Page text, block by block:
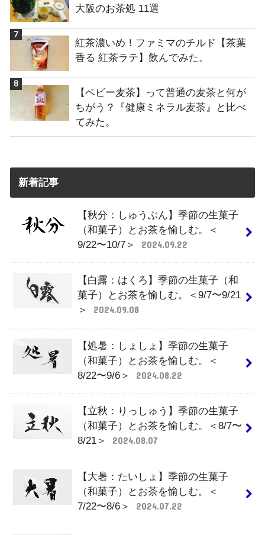
大阪のお茶処 11選
紅茶濃いめ！ファミマのチルド【茶葉
香る 紅茶ラテ】飲んでみた。
【ベビー麦茶】って普通の麦茶と何が
ちがう？『健康ミネラル麦茶』と比べ
てみた。
新着記事
【秋分：しゅうぶん】季節の生菓子
（和菓子）とお茶を愉しむ。＜
9/22〜10/7＞
2024.09.22
【白露：はくろ】季節の生菓子（和
菓子）とお茶を愉しむ。＜9/7〜9/21
＞
2024.09.08
【処暑：しょしょ】季節の生菓子
（和菓子）とお茶を愉しむ。＜
8/22〜9/6＞
2024.08.22
【立秋：りっしゅう】季節の生菓子
（和菓子）とお茶を愉しむ。＜8/7〜
8/21＞
2024.08.07
【大暑：たいしょ】季節の生菓子
（和菓子）とお茶を愉しむ。＜
7/22〜8/6＞
2024.07.22